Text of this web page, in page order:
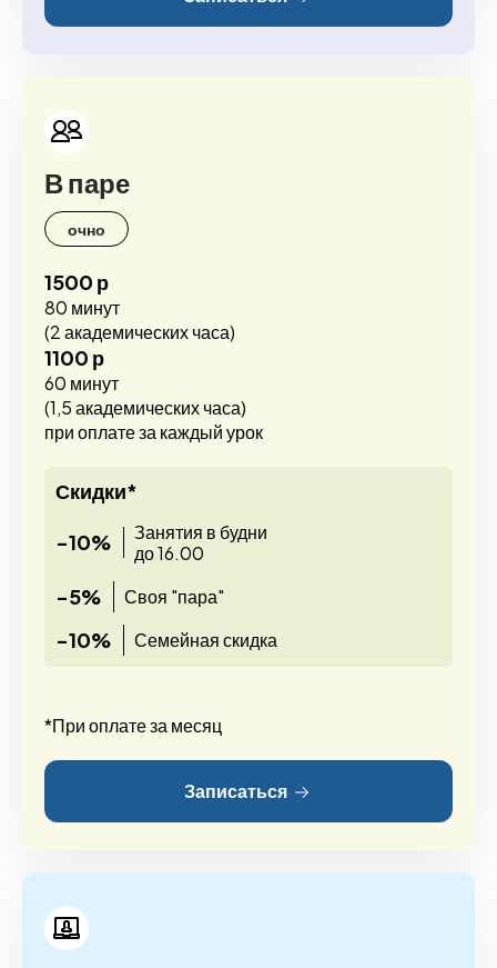
В паре
очно
1500 р
80 минут
(2 академических часа)
1100 р
60 минут
(1,5 академических часа)
при оплате за каждый урок
Скидки*
-10%
Занятия в будни
до 16.00
-5% Своя "пара"
-10% Семейная скидка
*При оплате за месяц
Записаться